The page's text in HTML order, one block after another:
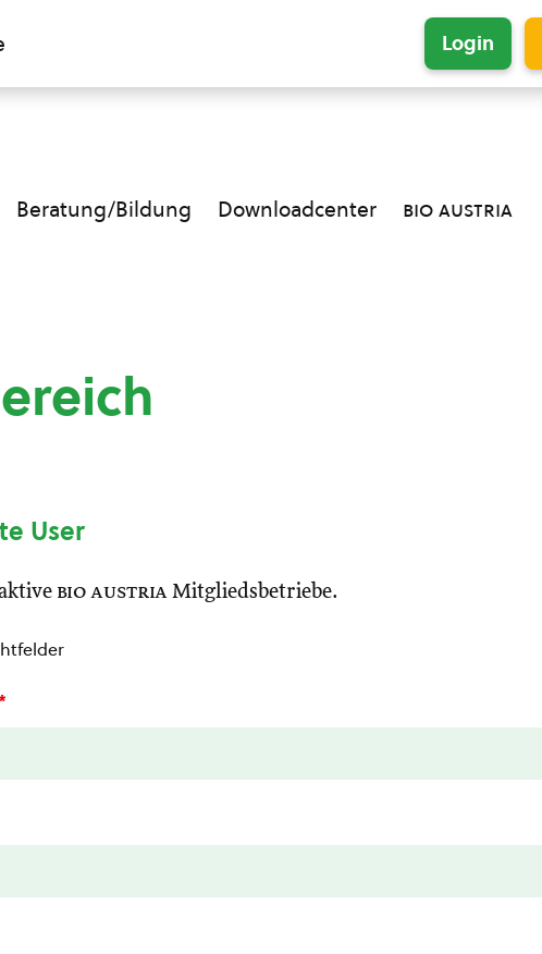
Login
Beratung/Bildung Downloadcenter bio austria
User
bio austria Mitgliedsbetriebe.
*